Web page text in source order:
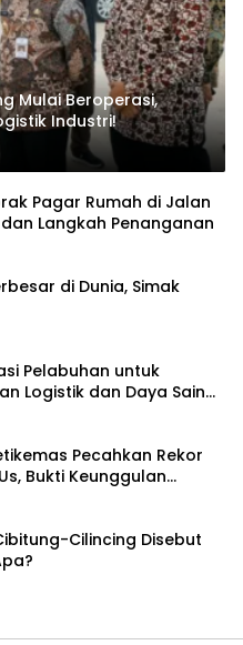
Mulai Beroperasi,
Industri!
Pagar Rumah di Jalan
Langkah Penanganan
di Dunia, Simak
Pelabuhan untuk
Logistik dan Daya Saing
Pecahkan Rekor
Bukti Keunggulan
Cilincing Disebut